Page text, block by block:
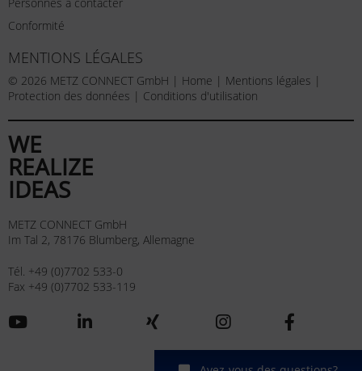
Personnes à contacter
Conformité
MENTIONS LÉGALES
© 2026 METZ CONNECT GmbH | Home | Mentions légales |
Protection des données | Conditions d'utilisation
WE
REALIZE
IDEAS
METZ CONNECT GmbH
Im Tal 2, 78176 Blumberg, Allemagne
Tél. +49 (0)7702 533-0
Fax +49 (0)7702 533-119